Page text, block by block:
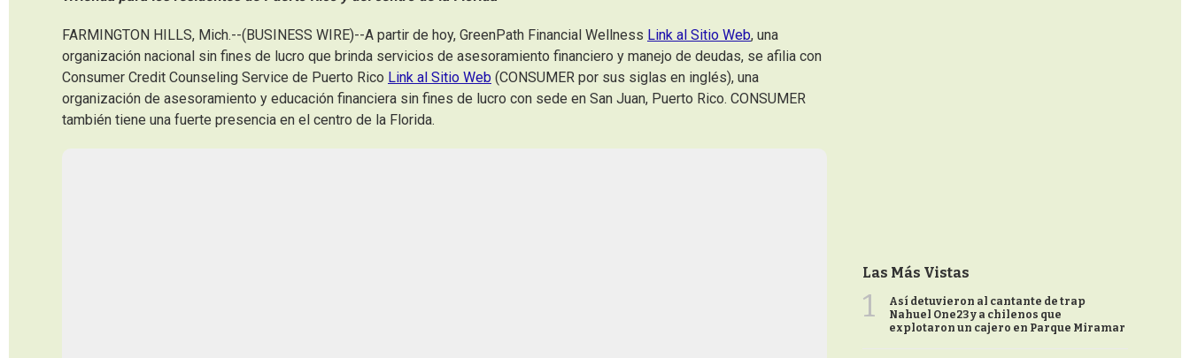
FARMINGTON HILLS, Mich.--(BUSINESS WIRE)--A partir de hoy, GreenPath Financial Wellness Link al Sitio Web, una
organización nacional sin fines de lucro que brinda servicios de asesoramiento financiero y manejo de deudas, se afilia con
Consumer Credit Counseling Service de Puerto Rico Link al Sitio Web (CONSUMER por sus siglas en inglés), una
organización de asesoramiento y educación financiera sin fines de lucro con sede en San Juan, Puerto Rico. CONSUMER
también tiene una fuerte presencia en el centro de la Florida.
Las Más Vistas
1
Así detuvieron al cantante de trap
Nahuel One23 y a chilenos que
explotaron un cajero en Parque Miramar